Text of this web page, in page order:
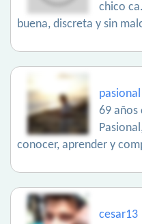
chico
buena, discreta y sin
pasional
69 años
conocer, aprender y
cesar13